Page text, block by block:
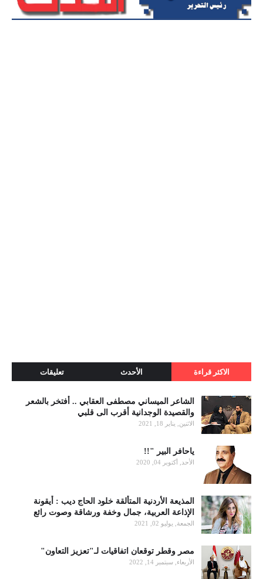
الاكثر قراءة الأحدث تعليقات
الشاعر الميساني مصطفى العقابي .. أفتخر بالشعر
والقصيدة الوجدانية أقرب الى قلبي
الاثنين, يناير 18, 2021
ياحافر البير "!!
الأحد, أكتوبر 04, 2020
المذيعة الأردنية المتألقة خلود الحاج ديب : أيقونة
الإذاعة العربية، جمال وخفة ورشاقة وصوت رائع
الجمعة, يوليو 02, 2021
مصر وقطر توقعان اتفاقيات لـ"تعزيز التعاون"
الأربعاء, سبتمبر 14, 2022